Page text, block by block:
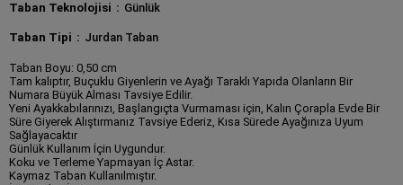
Taban Teknolojisi Günlük
Taban Tipi Jurdan Taban
Taban Boyu: 0,50 cm
Tam kalıptır, Buçuklu Giyenlerin ve Ayağı Taraklı Yapıda Olanların Bir
Numara Büyük Alması Tavsiye Edilir.
Yeni Ayakkabılarınızı, Başlangıçta Vurmaması için, Kalın Çorapla Evde Bir
Süre Giyerek Alıştırmanız Tavsiye Ederiz, Kısa Sürede Ayağınıza Uyum
Sağlayacaktır
Günlük Kullanım İçin Uygundur.
Koku ve Terleme Yapmayan İç Astar.
Kaymaz Taban Kullanılmıştır.